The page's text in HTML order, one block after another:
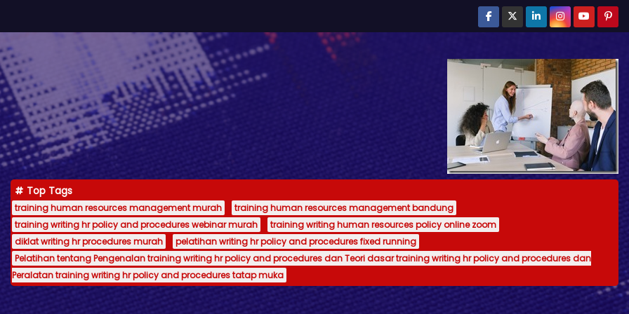
Top Tags
training human resources management murah
training human resources management bandung
training writing hr policy and procedures webinar murah
training writing human resources policy online zoom
diklat writing hr procedures murah
pelatihan writing hr policy and procedures fixed running
Pelatihan tentang Pengenalan training writing hr policy and procedures dan Teori dasar training writing hr policy and procedures dan
Peralatan training writing hr policy and procedures tatap muka